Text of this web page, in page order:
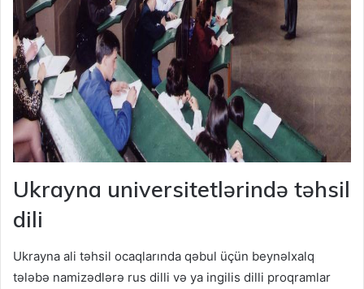
Ukrayna universitetlərində təhsil
dili
Ukrayna ali təhsil ocaqlarında qəbul üçün beynəlxalq
tələbə namizədlərə rus dilli və ya ingilis dilli proqramlar